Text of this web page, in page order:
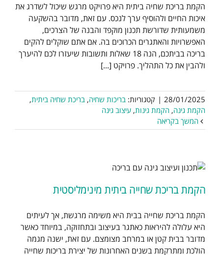
הקמת בריכת שחיה ביתית היא פרויקט מרגש שיכול לשדרג את
איכות החיים ולהוסיף ערך לנכס. עם זאת, מדובר בהשקעה
משמעותית שדורשת תכנון מוקפד והבנה של הצרכים,
האפשרויות והאתגרים הכרוכים בה. אם אתם שוקלים להקים
בריכה בביתכם, הנה 18 שאלות ותשובות שיעזרו לכם להיערך
ולהבין את כל התהליך. פרויקט [...]
28/01/2025
| קטגוריות: בריכות שחיה, בריכת שחיה ביתית,
הקמת גינה, הקמת גינות, עיצוב גינה
המשך בקריאה
הקמת בריכת שחייה ביתית מינימליסטית
הקמת בריכת שחייה בבית היא משימה מרגשת, אך לעיתים
היא עלולה להיראות כאתגר בעיצוב ובתחזוקה, במיוחד כאשר
מדובר בבית קטן או במרחב מצומצם. עם זאת, ישנה מגמה
הולכת ומתרקמת בשנים האחרונות של יצירת בריכות שחייה